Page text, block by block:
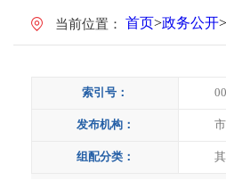
当前位置： 首页>政务公开>
索引号：
发布机构：
组配分类：